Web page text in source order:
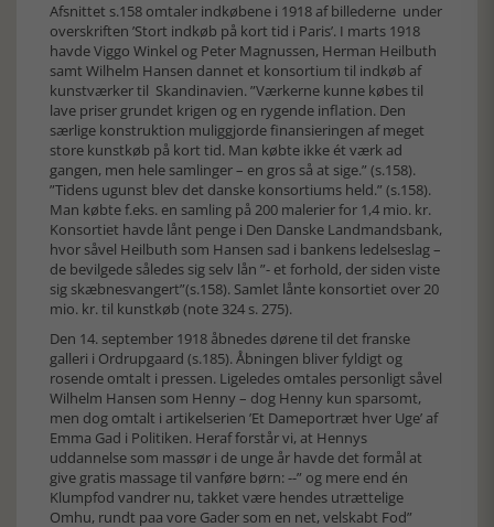
Afsnittet s.158 omtaler indkøbene i 1918 af billederne under
overskriften ’Stort indkøb på kort tid i Paris’. I marts 1918
havde Viggo Winkel og Peter Magnussen, Herman Heilbuth
samt Wilhelm Hansen dannet et konsortium til indkøb af
kunstværker til Skandinavien. ”Værkerne kunne købes til
lave priser grundet krigen og en rygende inflation. Den
særlige konstruktion muliggjorde finansieringen af meget
store kunstkøb på kort tid. Man købte ikke ét værk ad
gangen, men hele samlinger – en gros så at sige.” (s.158).
”Tidens ugunst blev det danske konsortiums held.” (s.158).
Man købte f.eks. en samling på 200 malerier for 1,4 mio. kr.
Konsortiet havde lånt penge i Den Danske Landmandsbank,
hvor såvel Heilbuth som Hansen sad i bankens ledelseslag –
de bevilgede således sig selv lån ”- et forhold, der siden viste
sig skæbnesvangert”(s.158). Samlet lånte konsortiet over 20
mio. kr. til kunstkøb (note 324 s. 275).
Den 14. september 1918 åbnedes dørene til det franske
galleri i Ordrupgaard (s.185). Åbningen bliver fyldigt og
rosende omtalt i pressen. Ligeledes omtales personligt såvel
Wilhelm Hansen som Henny – dog Henny kun sparsomt,
men dog omtalt i artikelserien ’Et Dameportræt hver Uge’ af
Emma Gad i Politiken. Heraf forstår vi, at Hennys
uddannelse som massør i de unge år havde det formål at
give gratis massage til vanføre børn: --” og mere end én
Klumpfod vandrer nu, takket være hendes utrættelige
Omhu, rundt paa vore Gader som en net, velskabt Fod”